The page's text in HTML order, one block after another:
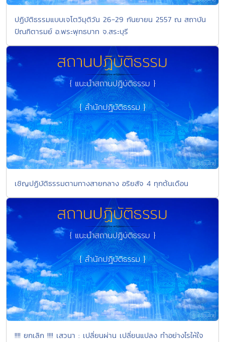
ปฏิบัติธรรมแบบเจโตวิมุติวัน 26-29 กันยายน 2557 ณ สถาบัน
ปัณฑิตารมย์ อ.พระพุทธบาท จ.สระบุรี
เชิญปฏิบัติธรรมตามทางสายกลาง อริยสัจ 4 ทุกต้นเดือน
!!!! ยกเลิก !!!! เสวนา : เปลี่ยนผ่าน เปลี่ยนแปลง ทำอย่างไรให้ใจ